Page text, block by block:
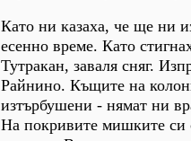
Като ни казаха, че ще ни
есенно време. Като
Тутракан, заваля сняг.
Райнино. Къщите на
изтърбушени - нямат ни
На покривите мишките си